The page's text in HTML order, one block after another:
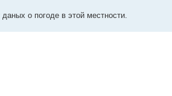
о погоде в этой местности.